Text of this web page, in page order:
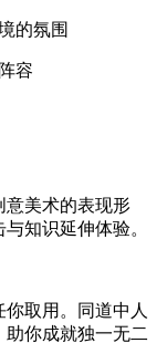
的氛围
容
意美术的表现形
知识延伸体验。
取用。同道中人
你成就独一无二